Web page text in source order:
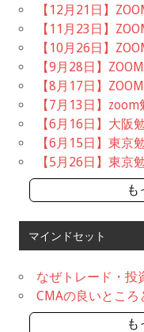
【12月21日】
【11月23日】
【10月26日】
【9月28日】
【8月17日】
【7月13日】zoom
【6月16日】大阪
【6月15日】東京
【5月26日】東京
マインドセット
なぜトレード・投
CMAの良いところ